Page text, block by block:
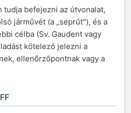
tudja befejezni az útvonalat,
járművét (a „seprűt"), és a
célba (Sv. Gaudent vagy
kötelező jelezni a
ellenőrzőpontnak vagy a